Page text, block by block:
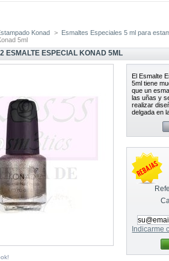
Konad > Esmaltes Especiales 5 ml para
5ml
ESMALTE ESPECIAL KONAD 5ML
El Esmalte
5ml tiene
que un
las uñas y
realizar
delgada en
Indicarme